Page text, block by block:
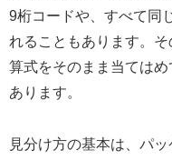
9桁コードや、すべて同
れることもあります。
算式をそのまま当ては
あります。
見分け方の基本は、パ